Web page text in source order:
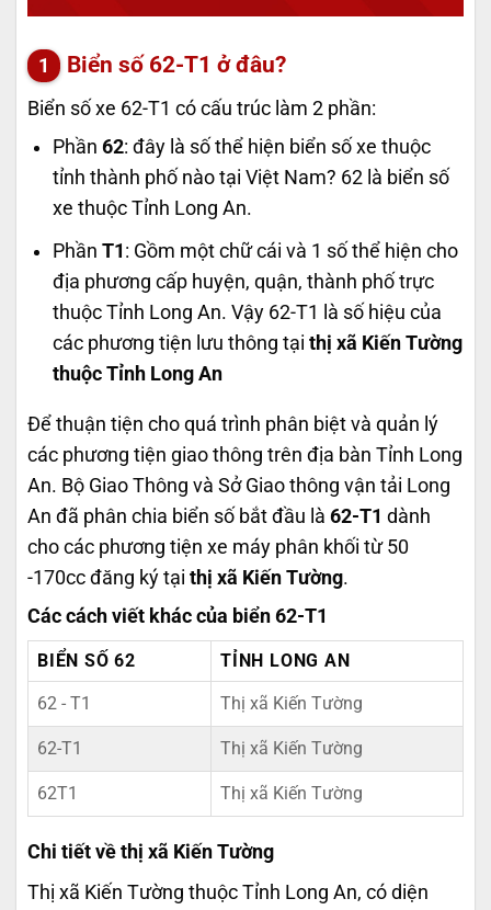
Biển số 62-T1 ở đâu?
Biển số xe 62-T1 có cấu trúc làm 2 phần:
Phần 62: đây là số thể hiện biển số xe thuộc
tỉnh thành phố nào tại Việt Nam? 62 là biển số
xe thuộc Tỉnh Long An.
Phần T1 : Gồm một chữ cái và 1 số thể hiện cho
địa phương cấp huyện, quận, thành phố trực
thuộc Tỉnh Long An. Vậy 62-T1 là số hiệu của
các phương tiện lưu thông tại thị xã Kiến Tường
thuộc Tỉnh Long An
Để thuận tiện cho quá trình phân biệt và quản lý
các phương tiện giao thông trên địa bàn Tỉnh Long
An. Bộ Giao Thông và Sở Giao thông vận tải Long
An đã phân chia biển số bắt đầu là 62-T1 dành
cho các phương tiện xe máy phân khối từ 50
-170cc đăng ký tại thị xã Kiến Tường.
Các cách viết khác của biển 62-T1
BIỂN SỐ 62 TỈNH LONG AN
62 - T1 Thị xã Kiến Tường
62-T1 Thị xã Kiến Tường
62T1 Thị xã Kiến Tường
Chi tiết về thị xã Kiến Tường
Thị xã Kiến Tường thuộc Tỉnh Long An, có diện